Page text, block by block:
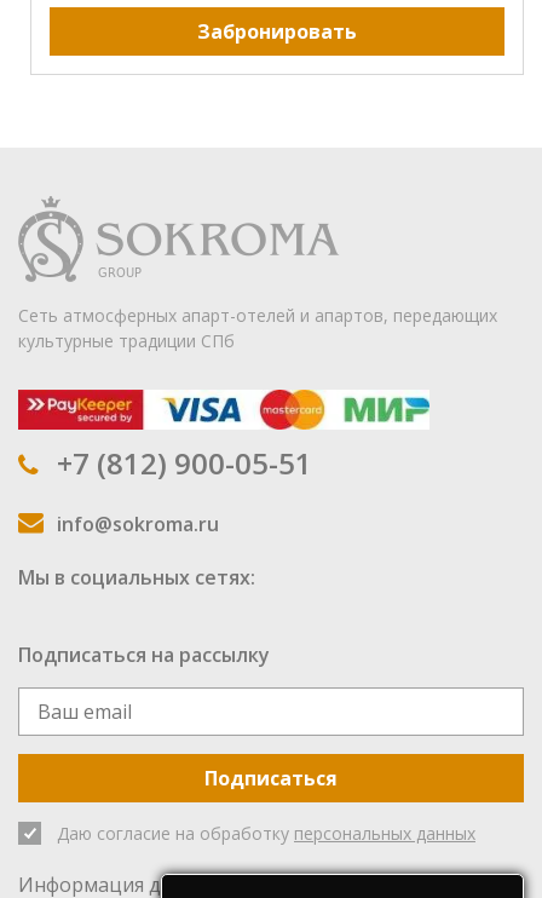
Забронировать
Сеть атмосферных апарт-отелей и апартов, передающих
культурные традиции СПб
+7 (812) 900-05-51
info@sokroma.ru
Мы в социальных сетях:
Подписаться на рассылку
Подписаться
Даю согласие на обработку персональных данных
Информация для инвесторов